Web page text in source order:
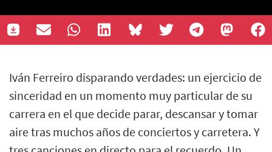
Iván Ferreiro disparando verdades: un ejercicio de
sinceridad en un momento muy particular de su
carrera en el que decide parar, descansar y tomar
aire tras muchos años de conciertos y carretera. Y